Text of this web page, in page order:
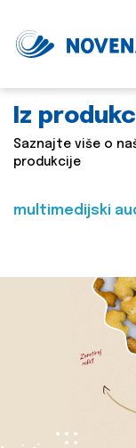
Iz
Saznajte više o
produkcije
multimedijski